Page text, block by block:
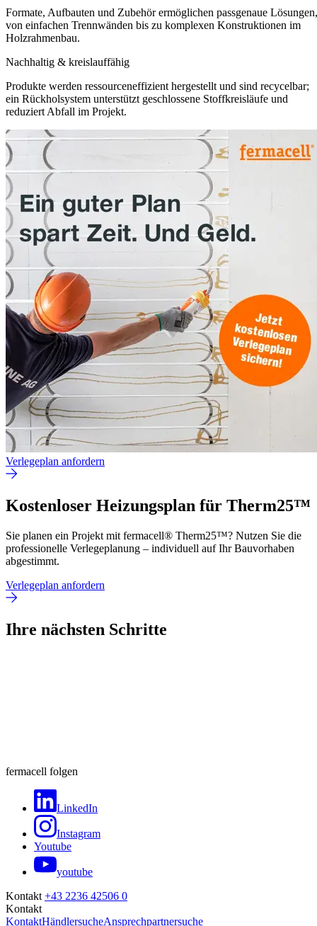
Formate, Aufbauten und Zubehör ermöglichen passgenaue Lösungen,
von einfachen Trennwänden bis zu komplexen Konstruktionen im
Holzrahmenbau.
Nachhaltig & kreislauffähig
Produkte werden ressourceneffizient hergestellt und sind recycelbar;
ein Rückholsystem unterstützt geschlossene Stoffkreisläufe und
reduziert Abfall im Projekt.
Verlegeplan anfordern
Kostenloser Heizungsplan für Therm25™
Sie planen ein Projekt mit fermacell® Therm25™? Nutzen Sie die
professionelle Verlegeplanung – individuell auf Ihr Bauvorhaben
abgestimmt.
Verlegeplan anfordern
Ihre nächsten Schritte
fermacell folgen
LinkedIn
Instagram
Youtube
youtube
Kontakt+43 2236 42506 0
Kontakt
KontaktHändlersucheAnsprechpartnersuche